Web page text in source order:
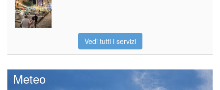
Vedi tutti i servizi
Meteo